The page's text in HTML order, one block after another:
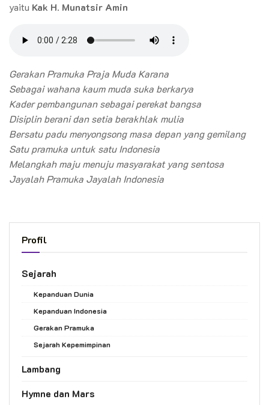
yaitu Kak H. Munatsir Amin
Gerakan Pramuka Praja Muda Karana
Sebagai wahana kaum muda suka berkarya
Kader pembangunan sebagai perekat bangsa
Disiplin berani dan setia berakhlak mulia
Bersatu padu menyongsong masa depan yang gemilang
Satu pramuka untuk satu Indonesia
Melangkah maju menuju masyarakat yang sentosa
Jayalah Pramuka Jayalah Indonesia
Profil
Sejarah
Kepanduan Dunia
Kepanduan Indonesia
Gerakan Pramuka
Sejarah Kepemimpinan
Lambang
Hymne dan Mars